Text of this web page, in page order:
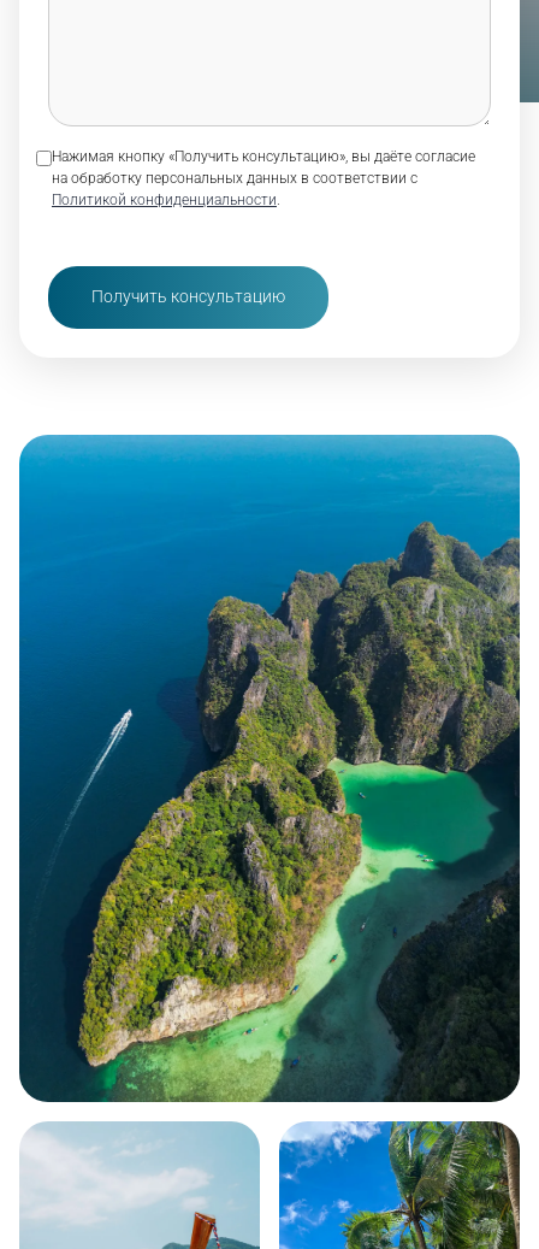
Нажимая кнопку «Получить консультацию», вы даёте согласие
на обработку персональных данных в соответствии с
Политикой конфиденциальности.